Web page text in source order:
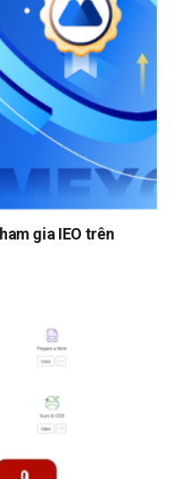
gia IEO trên